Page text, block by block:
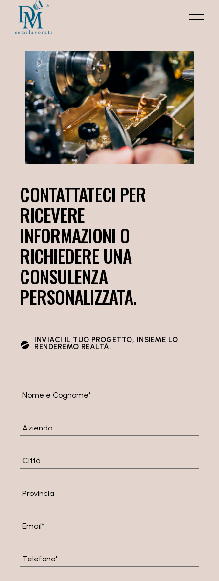
CONTATTATECI PER
RICEVERE
INFORMAZIONI O
RICHIEDERE UNA
CONSULENZA
PERSONALIZZATA.
INVIACI IL TUO PROGETTO, INSIEME LO
RENDEREMO REALTÀ.